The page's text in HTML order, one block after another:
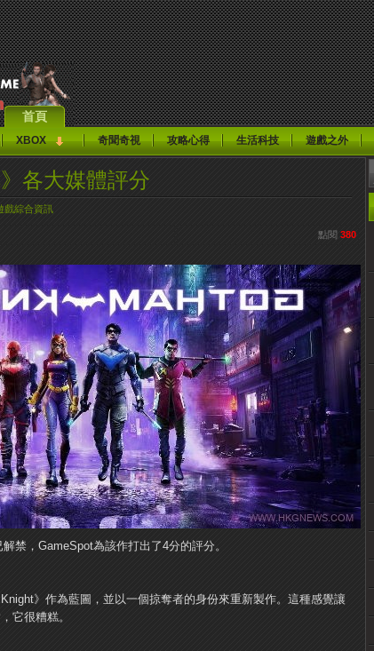
首頁
XBOX 奇聞奇視 攻略心得 生活科技 遊戲之外
各大媒體評分
戲綜合資訊
點閱 380
禁，GameSpot為該作打出了4分的評分。
》作為藍圖，並以一個掠奪者的身份來重新製作。這種感覺讓
它很糟糕。